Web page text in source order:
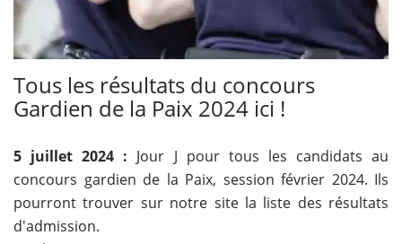
Tous les résultats du concours
Gardien de la Paix 2024 ici !
5 juillet 2024 : Jour J pour tous les candidats au
concours gardien de la Paix, session février 2024. Ils
pourront trouver sur notre site la liste des résultats
d'admission.